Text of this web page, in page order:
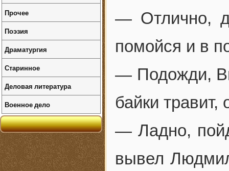
— Отлично,
помойся и в
— Подожди,
байки травит,
— Ладно,
вывел
Прочее
Поэзия
Драматургия
Старинное
Деловая литература
Военное дело